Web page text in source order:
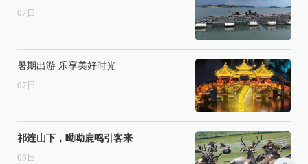
07 日
暑期出游 乐享美好时光
07 日
祁连山下，呦呦鹿鸣引客来
06 日